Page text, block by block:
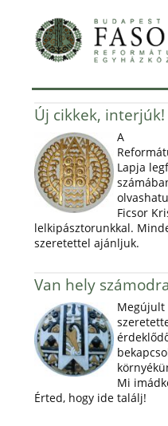
Új cikkek, interjúk!
A
Lapja
Ficsor
lelkipásztorunkkal.
szeretettel ajánljuk.
Van hely
Megújult
Mi
Érted, hogy ide találj!